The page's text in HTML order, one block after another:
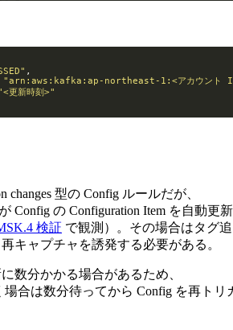
"arn:aws:kafka:ap-northeast-1:<アカウント
更新時刻>"
changes 型の Config ルールだが、
が Config の Configuration Item を自動更新
検証 で観測）。その場合はタグ追
キャプチャを誘発する必要がある。
数分かかる場合があるため、
場合は数分待ってから Config を再トリ